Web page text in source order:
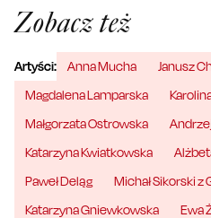
Zobacz też
Artyści: Anna Mucha
Janusz
Magdalena Lamparska
Małgorzata Ostrowska
Katarzyna Kwiatkowska
Paweł Deląg
Michał Sikorski z
Katarzyna Gniewkowska
Ewa